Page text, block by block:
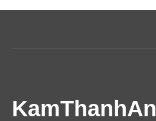
KamThanhAn